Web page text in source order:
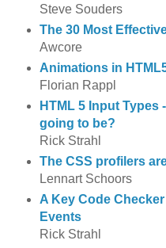
Steve Souders
The 30 Most
Awcore
Animations in
Florian Rappl
HTML 5 Input
going to be?
Rick Strahl
The CSS profilers
Lennart Schoors
A Key Code
Events
Rick Strahl